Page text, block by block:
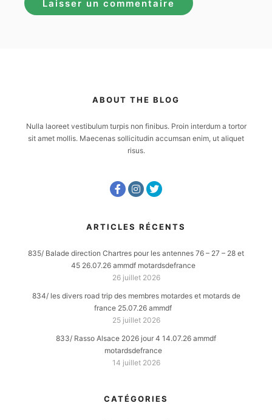
ABOUT THE BLOG
Nulla laoreet vestibulum turpis non finibus. Proin interdum a tortor
sit amet mollis. Maecenas sollicitudin accumsan enim, ut aliquet
risus.
ARTICLES RÉCENTS
835/ Balade direction Chartres pour les antennes 76 – 27 – 28 et
45 26.07.26 ammdf motardsdefrance
26 juillet 2026
834/ les divers road trip des membres motardes et motards de
france 25.07.26 ammdf
25 juillet 2026
833/ Rasso Alsace 2026 jour 4 14.07.26 ammdf
motardsdefrance
14 juillet 2026
CATÉGORIES